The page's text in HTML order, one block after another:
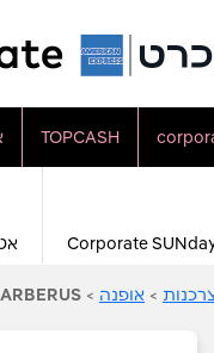
TOPCASH
Corporate
> אופנה >